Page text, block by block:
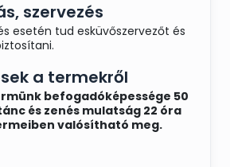
szervezés
esetén tud esküvőszervezőt és
a termekről
befogadóképessége 50
és zenés mulatság 22 óra
valósítható meg.